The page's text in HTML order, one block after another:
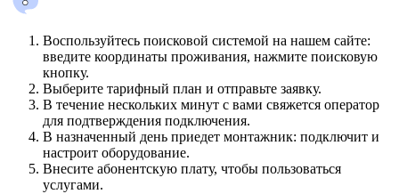
Воспользуйтесь поисковой системой на нашем сайте:
введите координаты проживания, нажмите поисковую
кнопку.
Выберите тарифный план и отправьте заявку.
В течение нескольких минут с вами свяжется оператор
для подтверждения подключения.
В назначенный день приедет монтажник: подключит и
настроит оборудование.
Внесите абонентскую плату, чтобы пользоваться
услугами.